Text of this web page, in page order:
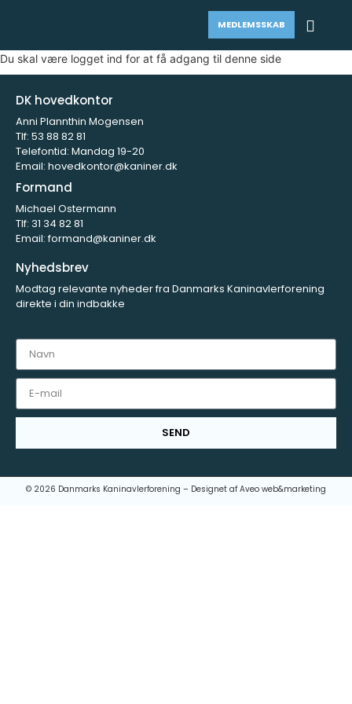
MEDLEMSSKAB
Du skal være logget ind for at få adgang til denne side
DK hovedkontor
Anni Plannthin Mogensen
Tlf: 53 88 82 81
Telefontid: Mandag 19-20
Email: hovedkontor@kaniner.dk
Formand
Michael Ostermann
Tlf: 31 34 82 81
Email:formand@kaniner.dk
Nyhedsbrev
Modtag relevante nyheder fra Danmarks Kaninavlerforening
direkte i din indbakke
SEND
© 2026 Danmarks Kaninavlerforening – Designet af Aveo web&marketing